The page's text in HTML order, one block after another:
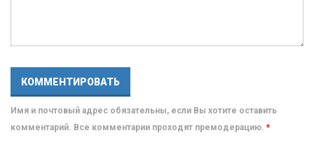
Имя и почтовый адрес обязательны, если Вы хотите оставить
комментарий. Все комментарии проходят премодерацию. *